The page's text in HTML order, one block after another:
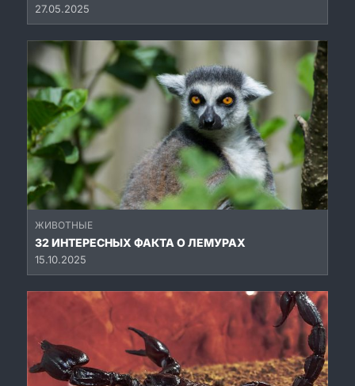
27.05.2025
ЖИВОТНЫЕ
32 ИНТЕРЕСНЫХ ФАКТА О ЛЕМУРАХ
15.10.2025